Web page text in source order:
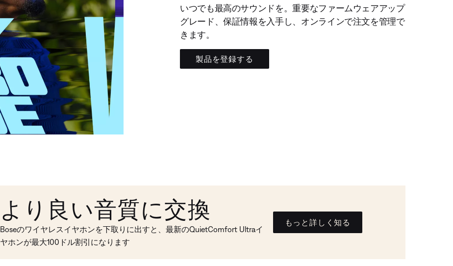
いつでも最高のサウンドを。重要なファームウェアアップ
グレード、保証情報を入手し、オンラインで注文を管理で
きます。
製品を登録する
より良い音質に交換
Boseのワイヤレスイヤホンを下取りに出すと、最新のQuietComfort Ultraイ
ヤホンが最大100ドル割引になります
もっと詳しく知る